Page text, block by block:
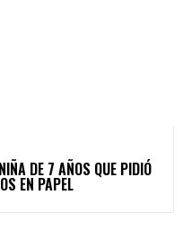
DE 7 AÑOS QUE PIDIÓ
EN PAPEL